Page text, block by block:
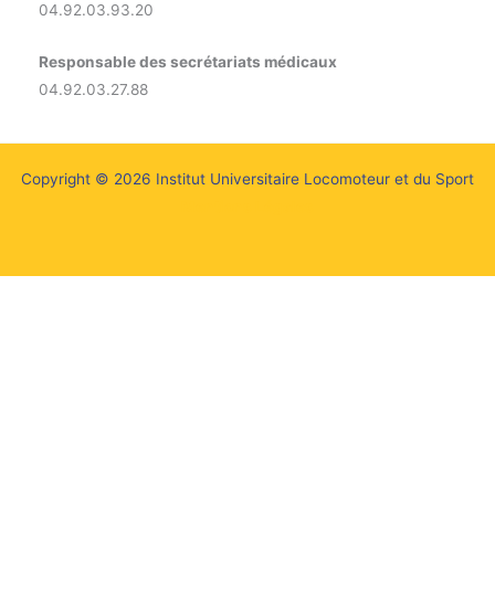
04.92.03.93.20
Responsable des secrétariats médicaux
04.92.03.27.88
Copyright © 2026 Institut Universitaire Locomoteur et du Sport